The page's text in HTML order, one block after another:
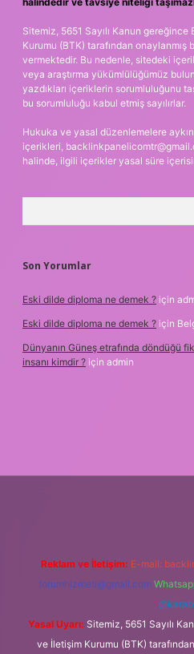
Sitemiz, 5651 Sayılı Kanun
Kurumu (BTK) tarafından onaylanmış
vermektedir. Bu nedenle, sitedeki
veya araştırma yükümlülüğümüz
yazdıkları içeriklerin sorumluluğunu
bu sorumluluğu kabul etmiş sayılırlar.
Hukuka ve yasal düzenlemelere
içerikleri,
halinde, ilgili içerikler yasal süre
Son Yorumlar
Eski dilde diploma ne demek ? için
Eski dilde diploma ne demek ? için
Dünyanın Güneş etrafında döndüğü
insanı kimdir ? için admin
Reklam ve İletişim: E-mail:
forumhizmeti@gmail.com
Yasal Uyarı: Sitemiz, 5651 Sayılı
ve İletişim Kurumu (BTK)